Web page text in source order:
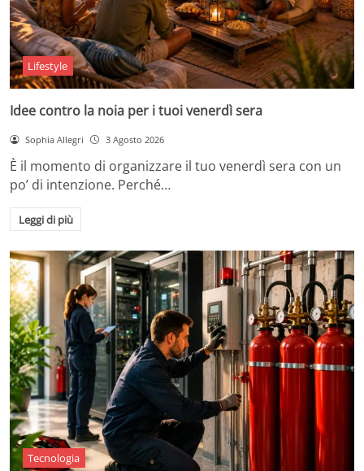
Lifestyle
Idee contro la noia per i tuoi venerdì sera
Sophia Allegri 3 Agosto 2026
È il momento di organizzare il tuo venerdì sera con un
po’ di intenzione. Perché…
Leggi di più
Tecnologia